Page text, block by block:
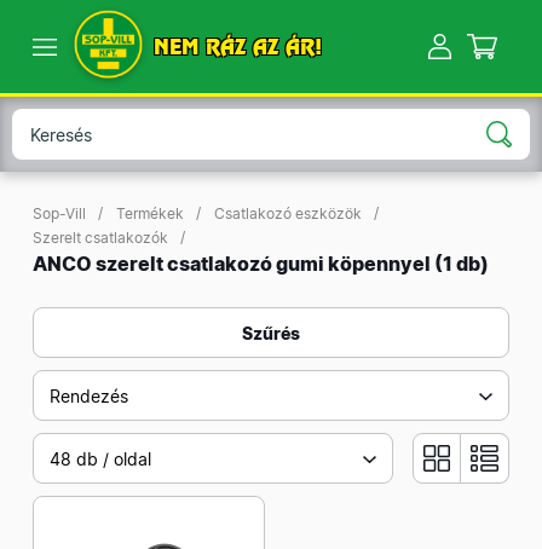
NEM RÁZ AZ ÁR!
Sop-Vill Termékek
Csatlakozó eszközök
Szerelt csatlakozók
ANCO szerelt csatlakozó gumi köpennyel (1 db)
Szűrés
Rendezés
48 db / oldal